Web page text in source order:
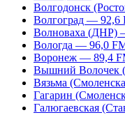
Волгодонск
Волгоград — 92,6
Волноваха (ДНР)
Вологда — 96,0
Воронеж — 89,4
Вышний Волочек
Вязьма
Гагарин
Галюгаевская